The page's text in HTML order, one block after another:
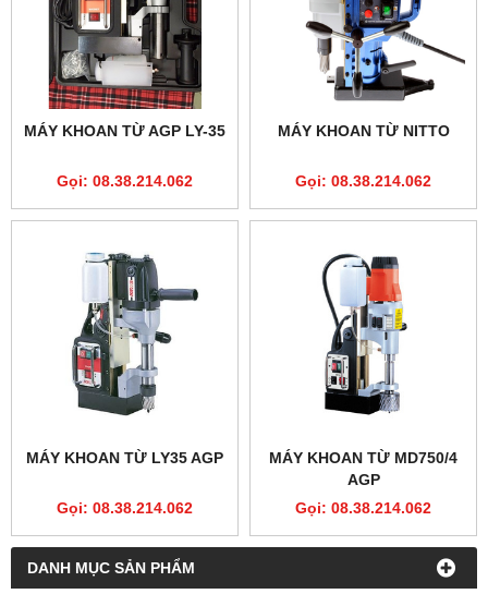
DANH MỤC SẢN PHẨM
MÁY KHOAN TỪ AGP LY-35
Gọi: 08.38.214.062
MÁY KHOAN TỪ NITTO
Gọi: 08.38.214.062
MÁY KHOAN TỪ LY35 AGP
Gọi: 08.38.214.062
MÁY KHOAN TỪ MD750/4
AGP
Gọi: 08.38.214.062